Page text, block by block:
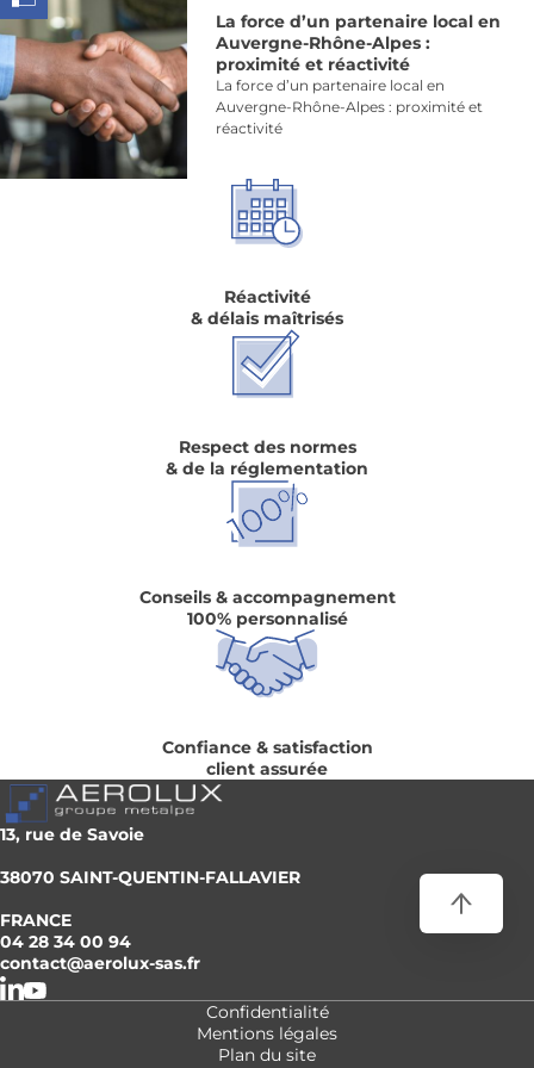
vision d’un avenir responsable, et nous
sommes ravis de participer à cette belle
course à leurs côtés.
La force d’un partenaire local en
Auvergne-Rhône-Alpes :
proximité et réactivité
La force d’un partenaire local en
Auvergne-Rhône-Alpes : proximité et
réactivité
Réactivité
& délais maîtrisés
Respect des normes
& de la réglementation
Conseils & accompagnement
100% personnalisé
Confiance & satisfaction
client assurée
13, rue de Savoie
38070 SAINT-QUENTIN-FALLAVIER
FRANCE
04 28 34 00 94
contact@aerolux-sas.fr
Confidentialité
Mentions légales
Plan du site